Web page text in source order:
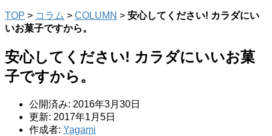
TOP > コラム > COLUMN > 安心してください! カラダにい
いお菓子ですから。
安心してください! カラダにいいお菓
子ですから。
公開済み: 2016年3月30日
更新: 2017年1月5日
作成者: Yagami